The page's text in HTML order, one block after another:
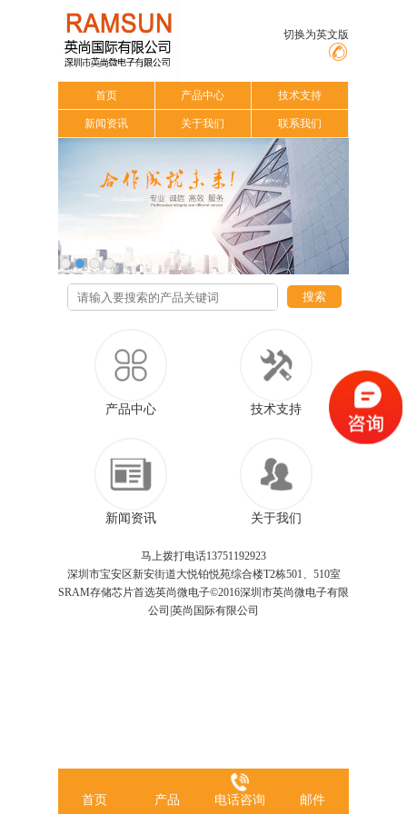
切换为英文版
首页 产品中心 技术支持
新闻资讯 关于我们 联系我们
搜索
产品中心 技术支持
新闻资讯 关于我们
马上拨打电话13751192923
深圳市宝安区新安街道大悦铂悦苑综合楼T2栋501、510室
SRAM存储芯片首选英尚微电子©2016深圳市英尚微电子有限
公司|英尚国际有限公司
首页 产品 电话咨询 邮件